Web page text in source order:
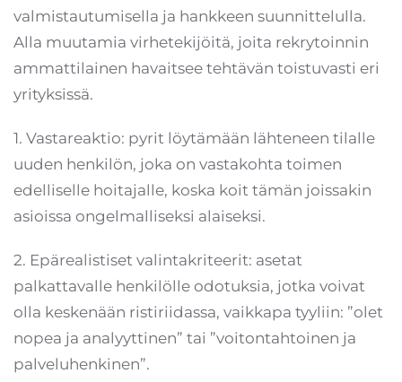
valmistautumisella ja hankkeen suunnittelulla.
Alla muutamia virhetekijöitä, joita rekrytoinnin
ammattilainen havaitsee tehtävän toistuvasti eri
yrityksissä.
1. Vastareaktio: pyrit löytämään lähteneen tilalle
uuden henkilön, joka on vastakohta toimen
edelliselle hoitajalle, koska koit tämän joissakin
asioissa ongelmalliseksi alaiseksi.
2. Epärealistiset valintakriteerit: asetat
palkattavalle henkilölle odotuksia, jotka voivat
olla keskenään ristiriidassa, vaikkapa tyyliin: ”olet
nopea ja analyyttinen” tai ”voitontahtoinen ja
palveluhenkinen”.